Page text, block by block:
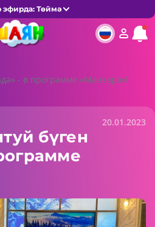
эфирда: Төймә
- в программе «Манзара»!
20.01.2023
бүген